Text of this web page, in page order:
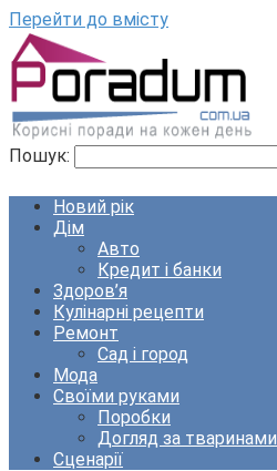
Перейти до вмісту
Пошук:
Новий рік
Дім
Авто
Кредит і банки
Здоров’я
Кулінарні рецепти
Ремонт
Сад і город
Мода
Своїми руками
Поробки
Догляд за тваринами
Сценарії